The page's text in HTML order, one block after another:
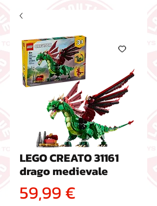
LEGO CREATO 31161
drago medievale
59,99 €